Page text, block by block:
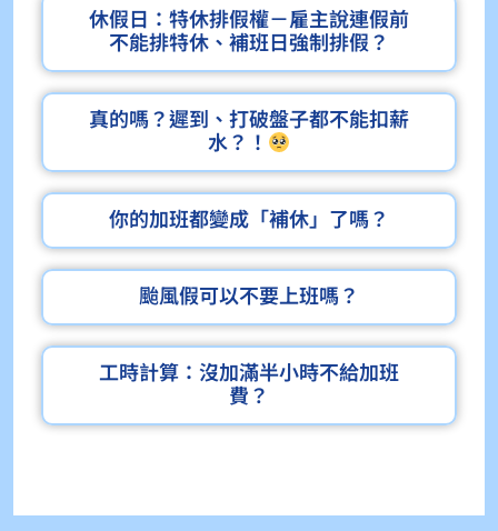
休假日：特休排假權－雇主說連假前
不能排特休、補班日強制排假？
真的嗎？遲到、打破盤子都不能扣薪
水？！
你的加班都變成「補休」了嗎？
颱風假可以不要上班嗎？
工時計算：沒加滿半小時不給加班
費？